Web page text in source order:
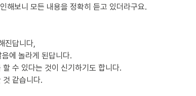
해보니 모든 내용을 정확히 듣고 있더라구요.
진답니다,
에 놀라게 된답니다.
수 있다는 것이 신기하기도 합니다.
것 같습니다.